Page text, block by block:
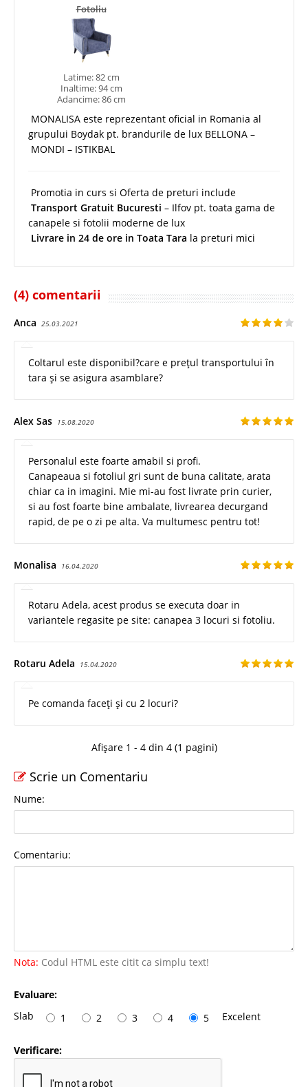
Fotoliu
Latime: 82 cm
Inaltime: 94 cm
Adancime: 86 cm
MONALISA este reprezentant oficial in Romania al
grupului Boydak pt. brandurile de lux BELLONA –
MONDI – ISTIKBAL
Promotia in curs si Oferta de preturi include
Transport Gratuit Bucuresti – Ilfov pt. toata gama de
canapele si fotolii moderne de lux
Livrare in 24 de ore in Toata Tara la preturi mici
(4) comentarii
Anca 25.03.2021
Coltarul este disponibil?care e prețul transportului în
tara și se asigura asamblare?
Alex Sas 15.08.2020
Personalul este foarte amabil si profi.
Canapeaua si fotoliul gri sunt de buna calitate, arata
chiar ca in imagini. Mie mi-au fost livrate prin curier,
si au fost foarte bine ambalate, livrearea decurgand
rapid, de pe o zi pe alta. Va multumesc pentru tot!
Monalisa 16.04.2020
Rotaru Adela, acest produs se executa doar in
variantele regasite pe site: canapea 3 locuri si fotoliu.
Rotaru Adela 15.04.2020
Pe comanda faceți și cu 2 locuri?
Afișare 1 - 4 din 4 (1 pagini)
Scrie un Comentariu
Nume:
Comentariu:
Nota: Codul HTML este citit ca simplu text!
Evaluare:
Slab
1 2 3 4 5 Excelent
Verificare: